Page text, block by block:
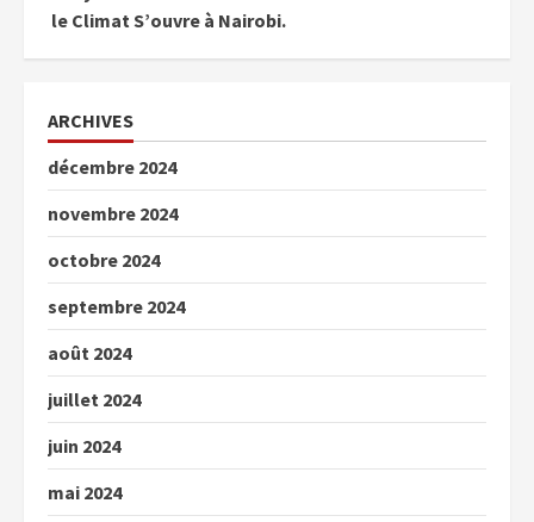
le Climat S’ouvre à Nairobi.
ARCHIVES
décembre 2024
novembre 2024
octobre 2024
septembre 2024
août 2024
juillet 2024
juin 2024
mai 2024